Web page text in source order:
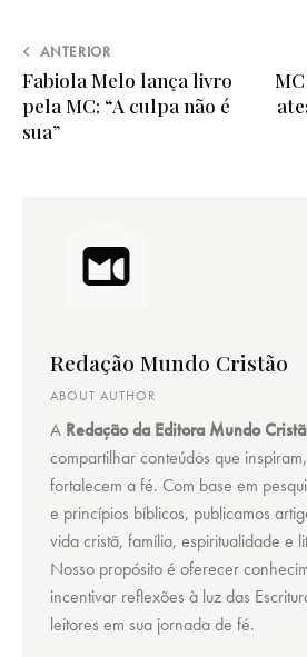
ANTERIOR
Fabiola Melo lança livro
pela MC: “A culpa não é
sua”
Redação Mundo Cristão
ABOUT AUTHOR
A Redação da Editora Mundo
compartilhar conteúdos que
fortalecem a fé. Com base em
e princípios bíblicos, publicamos
vida cristã, família, espiritualidade e
Nosso propósito é oferecer
incentivar reflexões à luz das
leitores em sua jornada de fé.